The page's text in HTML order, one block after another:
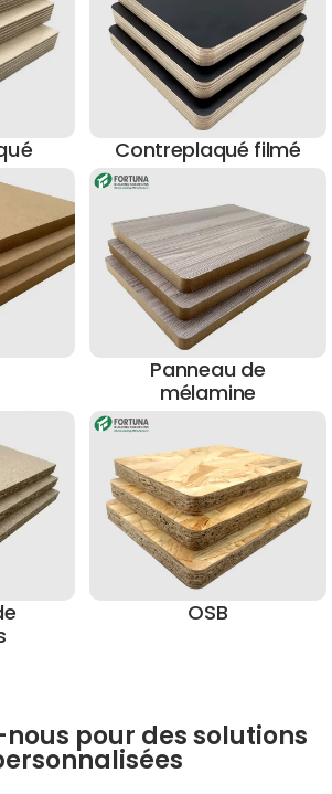
Contreplaqué filmé
Panneau de
mélamine
OSB
pour des solutions